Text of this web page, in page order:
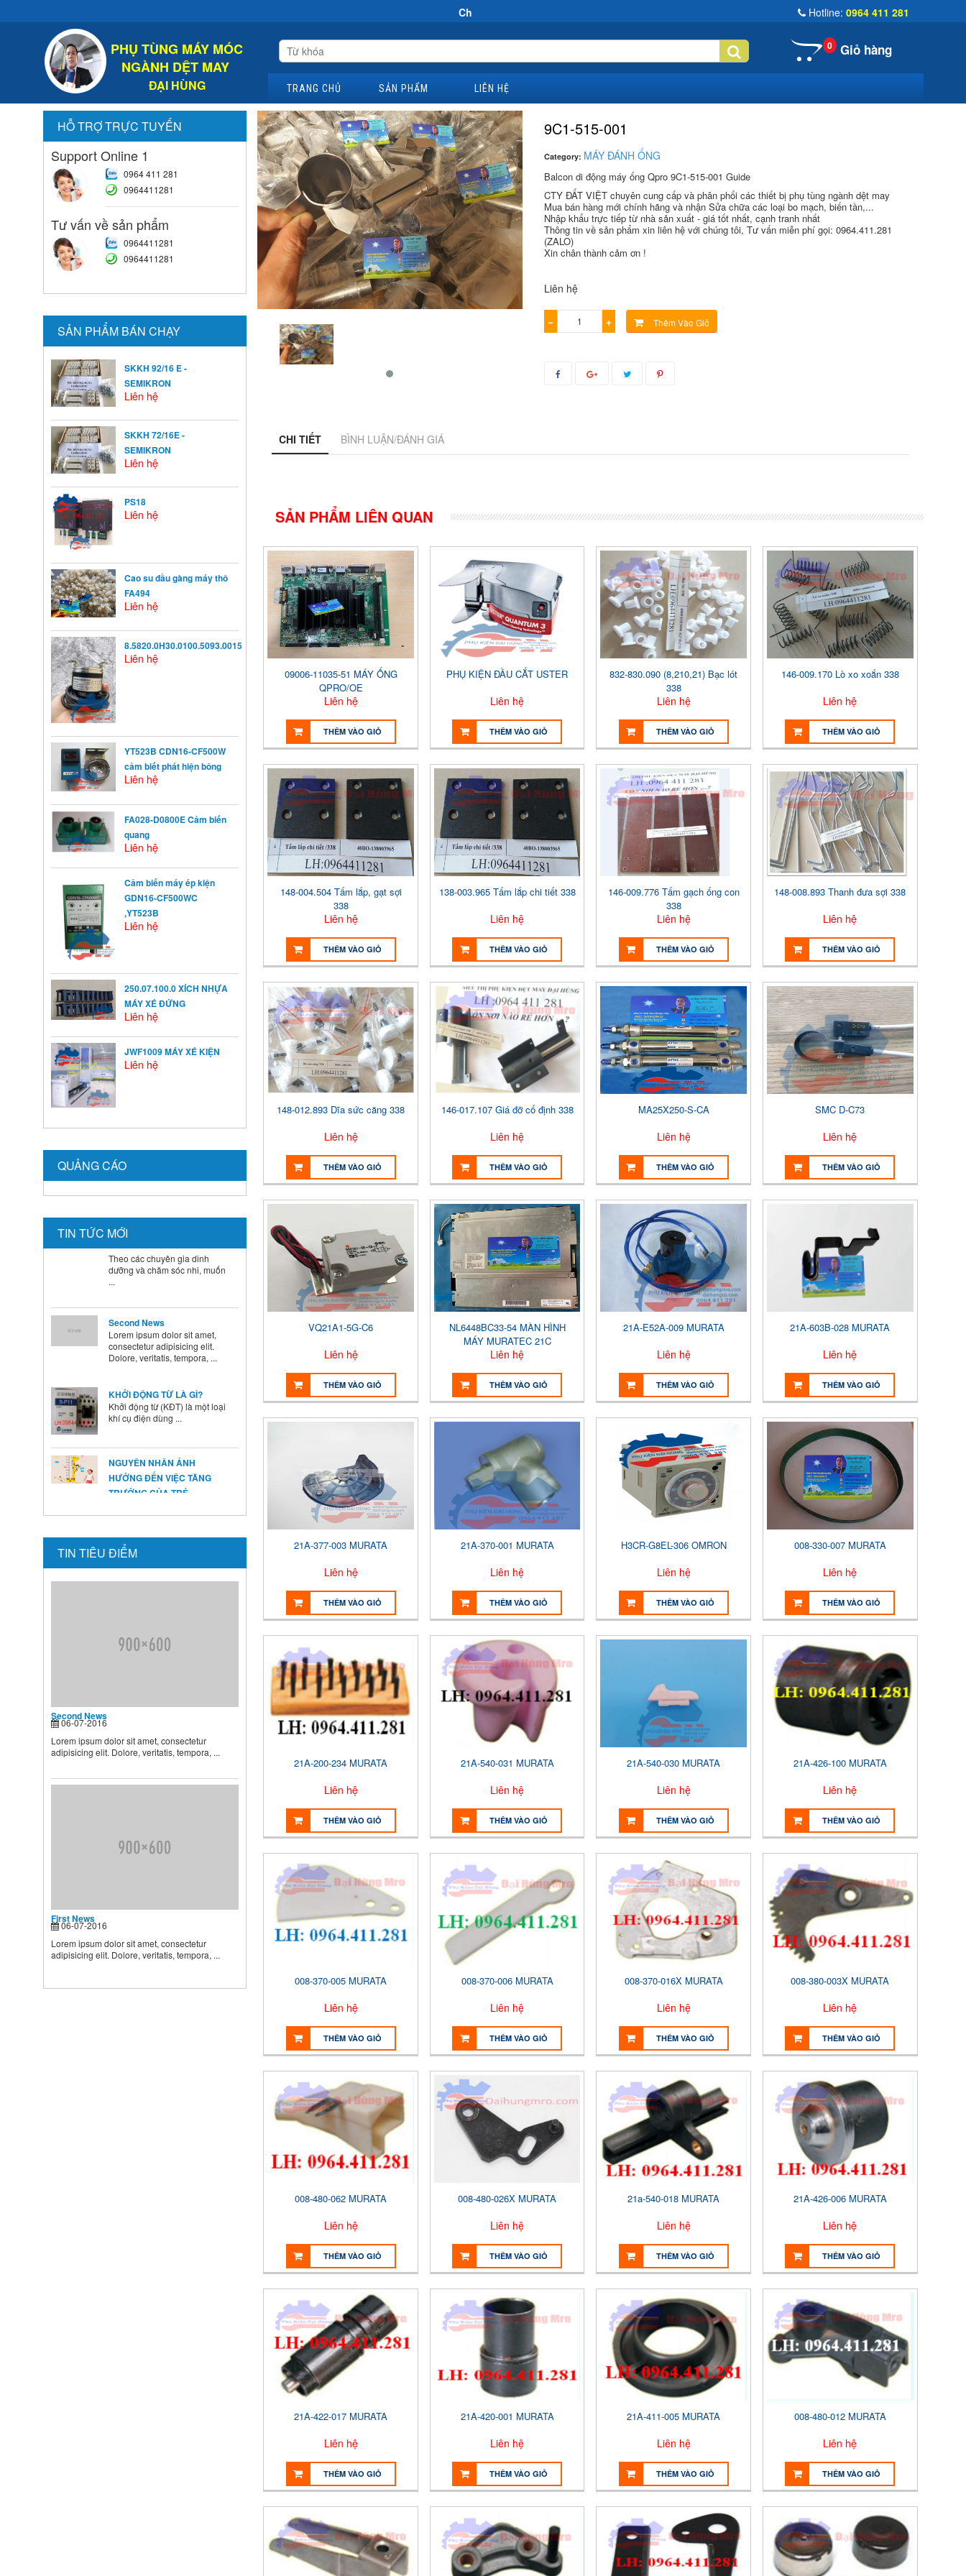
Chào Mừng Đến Website Đại Hùng Co Hotline: 0964 411 281
PHỤ TÙNG MÁY MÓC
NGÀNH DỆT MAY
ĐẠI HÙNG
0 Giỏ hàng
TRANG CHỦ SẢN PHẨM LIÊN HỆ
HỖ TRỢ TRỰC TUYẾN
Support Online 1
0964 411 281
0964411281
Tư vấn về sản phẩm
0964411281
0964411281
SẢN PHẨM BÁN CHẠY
SKKH 92/16 E -
SEMIKRON
Liên hệ
SKKH 72/16E -
SEMIKRON
Liên hệ
PS18
Liên hệ
Cao su đầu gàng máy thô
FA494
Liên hệ
8.5820.0H30.0100.5093.0015
Liên hệ
YT523B CDN16-CF500W
cảm biết phát hiện bông
Liên hệ
FA028-D0800E Cảm biến
quang
Liên hệ
Cảm biến máy ép kiện
GDN16-CF500WC
,YT523B
Liên hệ
250.07.100.0 XÍCH NHỰA
MÁY XÉ ĐỨNG
Liên hệ
JWF1009 MÁY XÉ KIỆN
Liên hệ
QUẢNG CÁO
TIN TỨC MỚI
KHỞI ĐỘNG TỪ LÀ GÌ?
Khởi động từ (KĐT) là một loại
khí cụ điện dùng ...
NGUYÊN NHÂN ẢNH
HƯỞNG ĐẾN VIỆC TĂNG
TRƯỞNG CỦA TRẺ
Ở mỗi thời kỳ trẻ có sự phát
triển khác nhau ...
BÍ QUYẾT SỬ DỤNG MEN VI
SINH Ở TRẺ
muốn con mình lớn lên ...
HƯỚNG DẪN CAI SỮA CHO
BIẾT
Theo các chuyên gia dinh
dưỡng và chăm sóc nhi, muốn
...
Lorem ipsum dolor sit amet,
Dolore, veritatis, tempora, ...
KHỞI ĐỘNG TỪ LÀ GÌ?
khí cụ điện dùng ...
HƯỞNG ĐẾN VIỆC TĂNG
TRƯỞNG CỦA TRẺ
Ở mỗi thời kỳ trẻ có sự phát
triển khác nhau ...
SINH Ở TRẺ
Là cha mẹ ai cũng mong
muốn con mình lớn lên ...
HIỆU QUẢ CÁC BÀ MẸ NÊN
BIẾT
Lorem ipsum dolor sit amet,
consectetur adipisicing elit.
TIN TIÊU ĐIỂM
Second News
06-07-2016
Lorem ipsum dolor sit amet, consectetur
adipisicing elit. Dolore, veritatis, tempora, ...
First News
06-07-2016
Lorem ipsum dolor sit amet, consectetur
adipisicing elit. Dolore, veritatis, tempora, ...
9C1-515-001
Category: MÁY ĐÁNH ỐNG
Balcon di động máy ống Qpro 9C1-515-001 Guide
CTY ĐẤT VIỆT chuyên cung cấp và phân phối các thiết bị phụ tùng ngành dệt may
Mua bán hàng mới chính hãng và nhận Sửa chữa các loại bo mạch, biến tần,...
Nhập khẩu trực tiếp từ nhà sản xuất - giá tốt nhất, cạnh tranh nhất
Thông tin về sản phẩm xin liên hệ với chúng tôi, Tư vấn miễn phí gọi: 0964.411.281
(ZALO)
Xin chân thành cảm ơn !
Liên hệ
− + Thêm Vào Giỏ
CHI TIẾT BÌNH LUẬN/ĐÁNH GIÁ
SẢN PHẨM LIÊN QUAN
09006-11035-51 MÁY ỐNG
QPRO/OE
Liên hệ
THÊM VÀO GIỎ
PHỤ KIỆN ĐẦU CẮT USTER
Liên hệ
THÊM VÀO GIỎ
832-830.090 (8,210,21) Bạc lót
338
Liên hệ
THÊM VÀO GIỎ
146-009.170 Lò xo xoắn 338
Liên hệ
THÊM VÀO GIỎ
148-004.504 Tấm lắp, gạt sợi
338
Liên hệ
THÊM VÀO GIỎ
138-003.965 Tấm lắp chi tiết 338
Liên hệ
THÊM VÀO GIỎ
146-009.776 Tấm gạch ống con
338
Liên hệ
THÊM VÀO GIỎ
148-008.893 Thanh đưa sợi 338
Liên hệ
THÊM VÀO GIỎ
148-012.893 Dĩa sức căng 338
Liên hệ
THÊM VÀO GIỎ
146-017.107 Giá đỡ cố định 338
Liên hệ
THÊM VÀO GIỎ
MA25X250-S-CA
Liên hệ
THÊM VÀO GIỎ
SMC D-C73
Liên hệ
THÊM VÀO GIỎ
VQ21A1-5G-C6
Liên hệ
THÊM VÀO GIỎ
NL6448BC33-54 MÀN HÌNH
MÁY MURATEC 21C
Liên hệ
THÊM VÀO GIỎ
21A-E52A-009 MURATA
Liên hệ
THÊM VÀO GIỎ
21A-603B-028 MURATA
Liên hệ
THÊM VÀO GIỎ
21A-377-003 MURATA
Liên hệ
THÊM VÀO GIỎ
21A-370-001 MURATA
Liên hệ
THÊM VÀO GIỎ
H3CR-G8EL-306 OMRON
Liên hệ
THÊM VÀO GIỎ
008-330-007 MURATA
Liên hệ
THÊM VÀO GIỎ
21A-200-234 MURATA
Liên hệ
THÊM VÀO GIỎ
21A-540-031 MURATA
Liên hệ
THÊM VÀO GIỎ
21A-540-030 MURATA
Liên hệ
THÊM VÀO GIỎ
21A-426-100 MURATA
Liên hệ
THÊM VÀO GIỎ
008-370-005 MURATA
Liên hệ
THÊM VÀO GIỎ
008-370-006 MURATA
Liên hệ
THÊM VÀO GIỎ
008-370-016X MURATA
Liên hệ
THÊM VÀO GIỎ
008-380-003X MURATA
Liên hệ
THÊM VÀO GIỎ
008-480-062 MURATA
Liên hệ
THÊM VÀO GIỎ
008-480-026X MURATA
Liên hệ
THÊM VÀO GIỎ
21a-540-018 MURATA
Liên hệ
THÊM VÀO GIỎ
21A-426-006 MURATA
Liên hệ
THÊM VÀO GIỎ
21A-422-017 MURATA
Liên hệ
THÊM VÀO GIỎ
21A-420-001 MURATA
Liên hệ
THÊM VÀO GIỎ
21A-411-005 MURATA
Liên hệ
THÊM VÀO GIỎ
008-480-012 MURATA
Liên hệ
THÊM VÀO GIỎ